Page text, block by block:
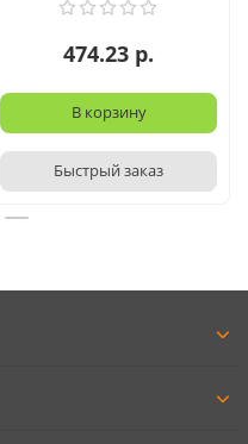
474.23 р.
В корзину
Быстрый заказ